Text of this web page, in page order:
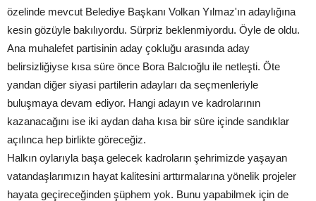
özelinde mevcut Belediye Başkanı Volkan Yılmaz'ın adaylığına
kesin gözüyle bakılıyordu. Sürpriz beklenmiyordu. Öyle de oldu.
Ana muhalefet partisinin aday çokluğu arasında aday
belirsizliğiyse kısa süre önce Bora Balcıoğlu ile netleşti. Öte
yandan diğer siyasi partilerin adayları da seçmenleriyle
buluşmaya devam ediyor. Hangi adayın ve kadrolarının
kazanacağını ise iki aydan daha kısa bir süre içinde sandıklar
açılınca hep birlikte göreceğiz.
Halkın oylarıyla başa gelecek kadroların şehrimizde yaşayan
vatandaşlarımızın hayat kalitesini arttırmalarına yönelik projeler
hayata geçireceğinden şüphem yok. Bunu yapabilmek için de